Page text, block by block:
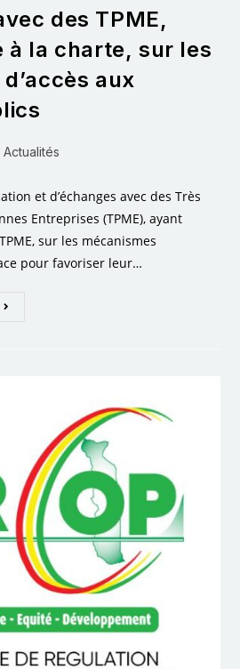
des TPME,
à la charte, sur les
aux
Actualités
et d’échanges avec des Très
Entreprises (TPME), ayant
sur les mécanismes
pour favoriser leur…